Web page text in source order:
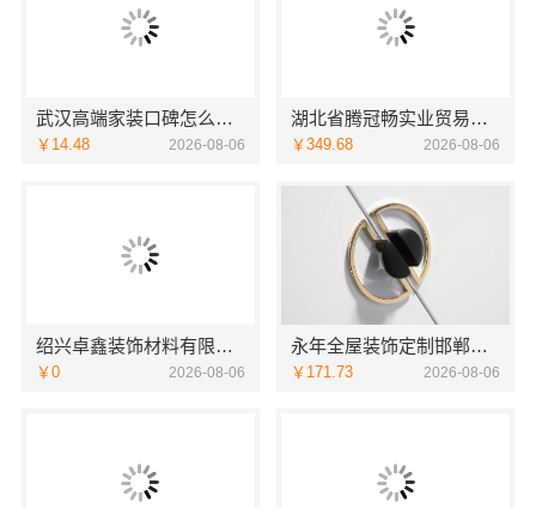
武汉高端家装口碑怎么样湖北百年米莱空间美学装饰材料有限公司
￥14.48 2026-08-06
湖北省腾冠畅实业贸易有限公司-知名轮胎平台价格优惠解析
￥349.68 2026-08-06
绍兴卓鑫装饰材料有限公司越城区个性化家装质量有保障
￥0 2026-08-06
永年全屋装饰定制邯郸至臻全宅新材料有限公司
￥171.73 2026-08-06